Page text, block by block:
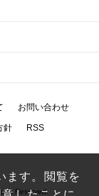
お問い合わせ
針 RSS
Reserved.
ます。閲覧を